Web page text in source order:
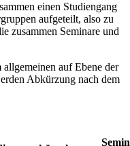
einen Studiengang
aufgeteilt, also zu
zusammen Seminare und
auf Ebene der
Abkürzung nach dem